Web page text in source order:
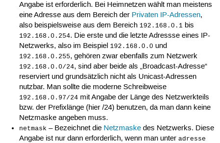
Angabe ist erforderlich. Bei Heimnetzen wählt man meistens
eine Adresse aus dem Bereich der Privaten IP-Adressen,
also beispielsweise aus dem Bereich 192.168.0.1 bis
192.168.0.254. Die erste und die letzte Adressse eines IP-
Netzwerks, also im Beispiel 192.168.0.0 und
192.168.0.255, gehören zwar ebenfalls zum Netzwerk
192.168.0.0/24, sind aber beide als „Broadcast-Adresse“
reserviert und grundsätzlich nicht als Unicast-Adressen
nutzbar. Man sollte die moderne Schreibweise
192.168.0.97/24 mit Angabe der Länge des Netzwerkteils
bzw. der Prefixlänge (hier /24) benutzen, da man dann keine
Netzmaske angeben muss.
netmask – Bezeichnet die Netzmaske des Netzwerks. Diese
Angabe ist nur dann erforderlich, wenn man unteradresse